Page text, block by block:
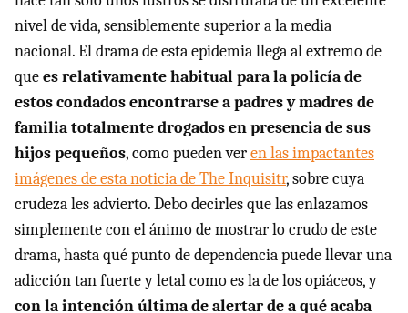
nivel de vida, sensiblemente superior a la media
nacional. El drama de esta epidemia llega al extremo de
quees relativamente habitual para la policía de
estos condados encontrarse a padres y madres de
familia totalmente drogados en presencia de sus
hijos pequeños, como pueden veren las impactantes
imágenes de esta noticia de The Inquisitr, sobre cuya
crudeza les advierto. Debo decirles que las enlazamos
simplemente con el ánimo de mostrar lo crudo de este
drama, hasta qué punto de dependencia puede llevar una
adicción tan fuerte y letal como es la de los opiáceos, y
con la intención última de alertar de a qué acaba